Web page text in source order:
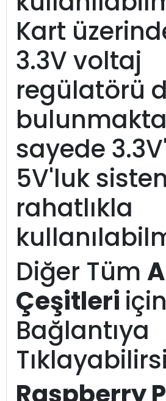
Kart
3.3V voltaj
regülatörü
sayede
5V'luk
rahatlıkla
Diğer Tüm
Çeşitleri için
Bağlantıya